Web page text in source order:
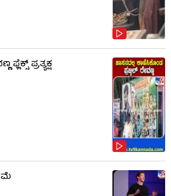
ಪ್ರತ್ಯಕ್ಷ